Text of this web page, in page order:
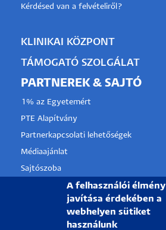
Kérdésed van a felvételiről?
KLINIKAI KÖZPONT
TÁMOGATÓ SZOLGÁLAT
PARTNEREK & SAJTÓ
1% az Egyetemért
PTE Alapítvány
Partnerkapcsolati lehetőségek
Médiaajánlat
Sajtószoba
Pályázati projektekA felhasználói élmény
javítása érdekében a
webhelyen sütiket
használunk